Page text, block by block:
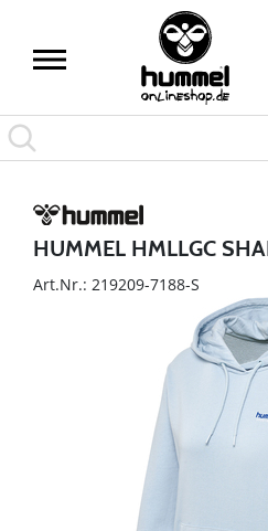
HUMMEL HMLLGC
Art.Nr.: 219209-7188-S